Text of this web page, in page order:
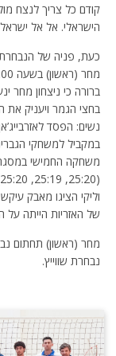
קודם כל צריך לנצח
הישראלי. אל אל
כעת, פניה של
ברורה כי ניצחון מחר
בחצי הגמר ויעניק את
נשים: הפסד
במקביל למשחקי
וליקי הציגו מאבק
של האזריות הייתה על
מחר (ראשון) תחתום
נבחרת שווייץ.